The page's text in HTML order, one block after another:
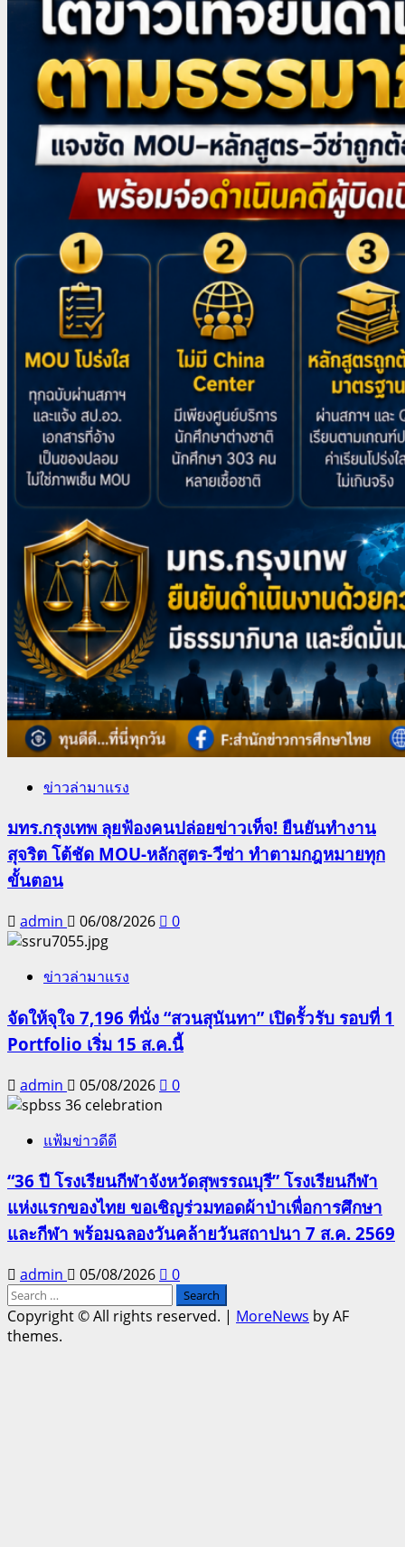
ข่าวล่ามาแรง
มทร.กรุงเทพ ลุยฟ้องคนปล่อยข่าวเท็จ! ยืนยันทำงาน
สุจริต โต้ชัด MOU-หลักสูตร-วีซ่า ทำตามกฎหมายทุก
ขั้นตอน
admin 06/08/2026 0
ข่าวล่ามาแรง
จัดให้จุใจ 7,196 ที่นั่ง “สวนสุนันทา” เปิดรั้วรับ รอบที่ 1
Portfolio เริ่ม 15 ส.ค.นี้
admin 05/08/2026 0
แฟ้มข่าวดีดี
“36 ปี โรงเรียนกีฬาจังหวัดสุพรรณบุรี” โรงเรียนกีฬา
แห่งแรกของไทย ขอเชิญร่วมทอดผ้าป่าเพื่อการศึกษา
และกีฬา พร้อมฉลองวันคล้ายวันสถาปนา 7 ส.ค. 2569
admin 05/08/2026
0
Search
for:
Copyright © All rights reserved. | MoreNews by AF
themes.